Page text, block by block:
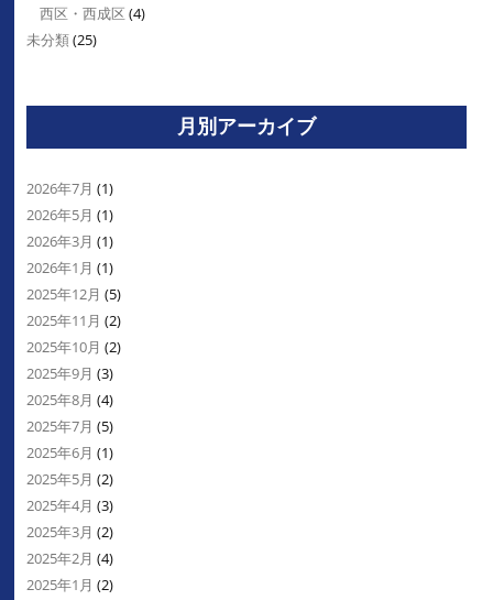
西区・西成区 (4)
未分類(25)
月別アーカイブ
2026年7月 (1)
2026年5月 (1)
2026年3月 (1)
2026年1月 (1)
2025年12月 (5)
2025年11月 (2)
2025年10月 (2)
2025年9月 (3)
2025年8月 (4)
2025年7月 (5)
2025年6月 (1)
2025年5月 (2)
2025年4月 (3)
2025年3月 (2)
2025年2月 (4)
2025年1月 (2)